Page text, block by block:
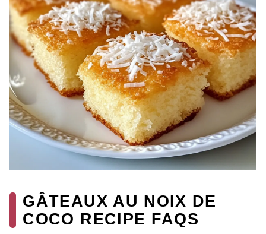
GÂTEAUX AU NOIX DE
COCO RECIPE FAQS